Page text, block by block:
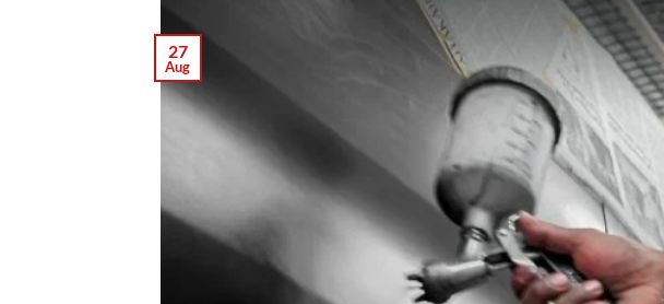
27
Aug